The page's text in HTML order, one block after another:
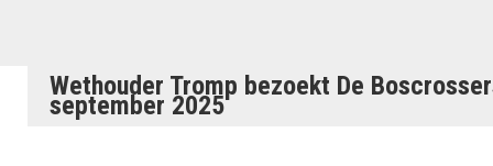
Wethouder Tromp bezoekt De
september 2025